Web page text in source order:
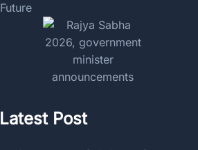
Latest Post